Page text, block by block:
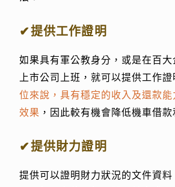
✔提供工作證明
如果具有軍公教身分，或是在百
上市公司上班，就可以提供工作
位來說，具有穩定的收入及還款
效果 ，因此較有機會降低機車借款
✔提供財力證明
提供可以證明財力狀況的文件資